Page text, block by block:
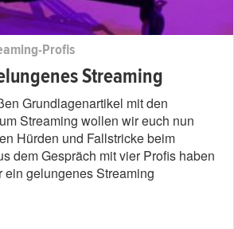
Profis
Streaming
Grundlagenartikel mit den
Streaming wollen wir euch nun
Hürden und Fallstricke beim
dem Gespräch mit vier Profis haben
ein gelungenes Streaming